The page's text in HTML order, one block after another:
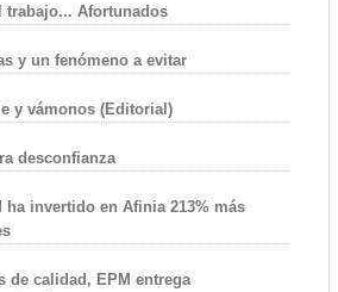
trabajo... Afortunados
y un fenómeno a evitar
y vámonos (Editorial)
desconfianza
ha invertido en Afinia 213% más
de calidad, EPM entrega